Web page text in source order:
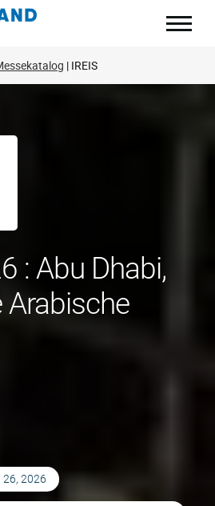
IREIS
: Abu Dhabi,
Arabische
26, 2026